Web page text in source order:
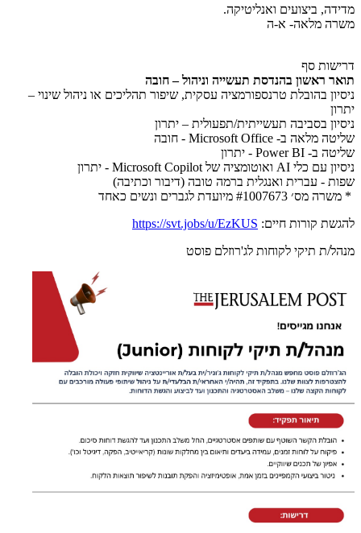
מדידה, ביצועים ואנליטיקה.
משרה מלאה- א-ה
דרישות סף
תואר ראשון בהנדסת תעשייה וניהול – חובה
ניסיון בהובלת טרנספורמציה עסקית, שיפור תהליכים או ניהול שינוי –
יתרון
ניסיון בסביבה תעשייתית/תפעולית – יתרון
שליטה מלאה ב- Microsoft Office - חובה
שליטה ב- Power BI - יתרון
ניסיון עם כלי AI ואוטומציה של Microsoft Copilot - יתרון
שפות - עברית ואנגלית ברמה טובה (דיבור וכתיבה)
* משרה מס׳ #1007673 מיועדת לגברים ונשים כאחד
להגשת קורות חיים: https://svt.jobs/u/EzKUS
מנהל/ת תיקי לקוחות לג'רוזלם פוסט